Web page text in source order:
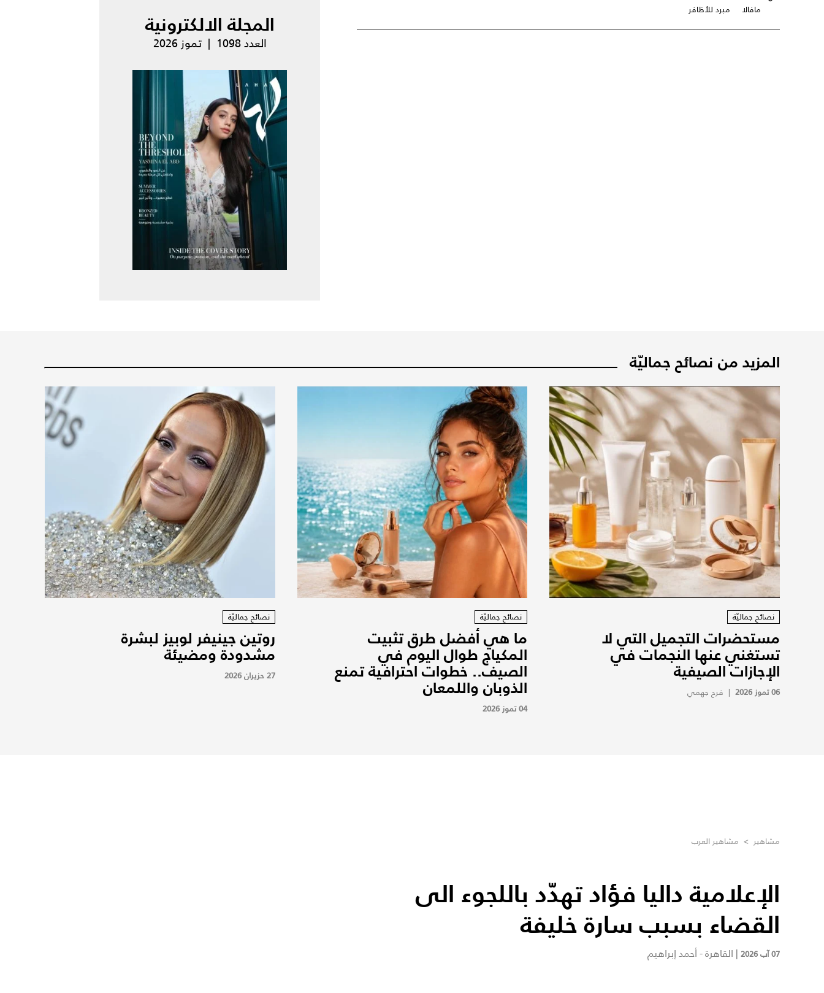
مافالا
مبرد للأظافر المجلة الالكترونية
العدد 1098 | تموز 2026
المزيد من نصائح جماليّة
نصائح جماليّة
مستحضرات التجميل التي لا
تستغني عنها النجمات في
الإجازات الصيفية
06 تموز 2026 | فرح جهمي
نصائح جماليّة
ما هي أفضل طرق تثبيت
المكياج طوال اليوم في
الصيف.. خطوات احترافية تمنع
الذوبان واللمعان
04 تموز 2026
نصائح جماليّة
روتين جينيفر لوبيز لبشرة
مشدودة ومضيئة
27 حزيران 2026
مشاهير > مشاهير العرب
الإعلامية داليا فؤاد تهدّد باللجوء الى
القضاء بسبب سارة خليفة
07 آب 2026 | القاهرة - أحمد إبراهيم